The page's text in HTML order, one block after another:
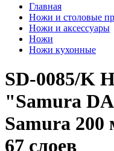
Главная
Ножи и столовые
Ножи и аксессуары
Ножи
Ножи кухонные
SD-0085/K
"Samura
Samura 200
67 слоев